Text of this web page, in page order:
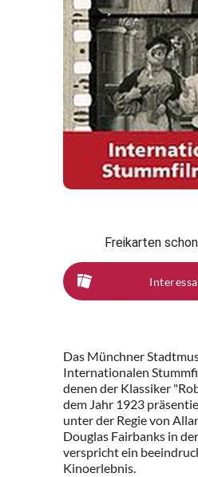
Freikarten
Das Münchner
Internationalen
denen der Klassiker
dem Jahr 1923
unter der Regie von
Douglas Fairbanks in
verspricht ein
Kinoerlebnis.